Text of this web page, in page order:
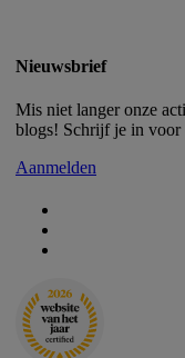
Nieuwsbrief
Mis niet langer onze
blogs! Schrijf je in voor
Aanmelden